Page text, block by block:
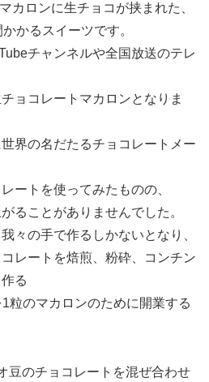
カロンに生チョコが挟まれた、
かるスイーツです。
チャンネルや全国放送のテレ
ョコレートマカロンとなりま
界の名だたるチョコレートメー
ートを使ってみたものの、
ることがありませんでした。
々の手で作るしかないとなり、
レートを焙煎、粉砕、コンチン
る
粒のマカロンのために開業する
豆のチョコレートを混ぜ合わせ